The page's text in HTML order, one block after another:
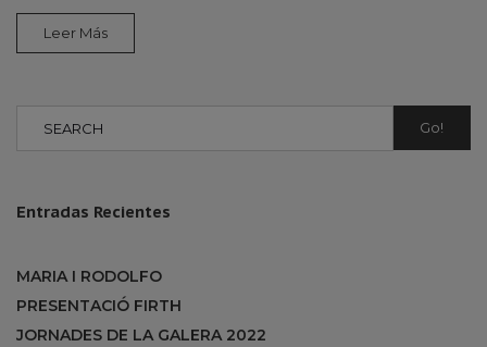
Leer Más
Go!
Entradas Recientes
MARIA I RODOLFO
PRESENTACIÓ FIRTH
JORNADES DE LA GALERA 2022